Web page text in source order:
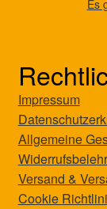
Es
Impressum
Allgemeine
Versand &
Cookie